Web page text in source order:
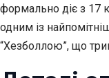
формально діє з 17
одним із
“Хезболлою”, що